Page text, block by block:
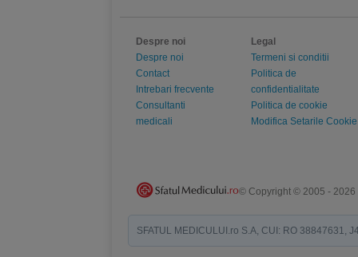
Despre noi
Despre noi
Contact
Intrebari frecvente
Consultanti
medicali
Legal
Termeni si conditii
Politica de
confidentialitate
Politica de cookie
Modifica Setarile Cookie
© Copyright © 2005 - 2026
SFATUL MEDICULUI.ro S.A, CUI: RO 38847631,